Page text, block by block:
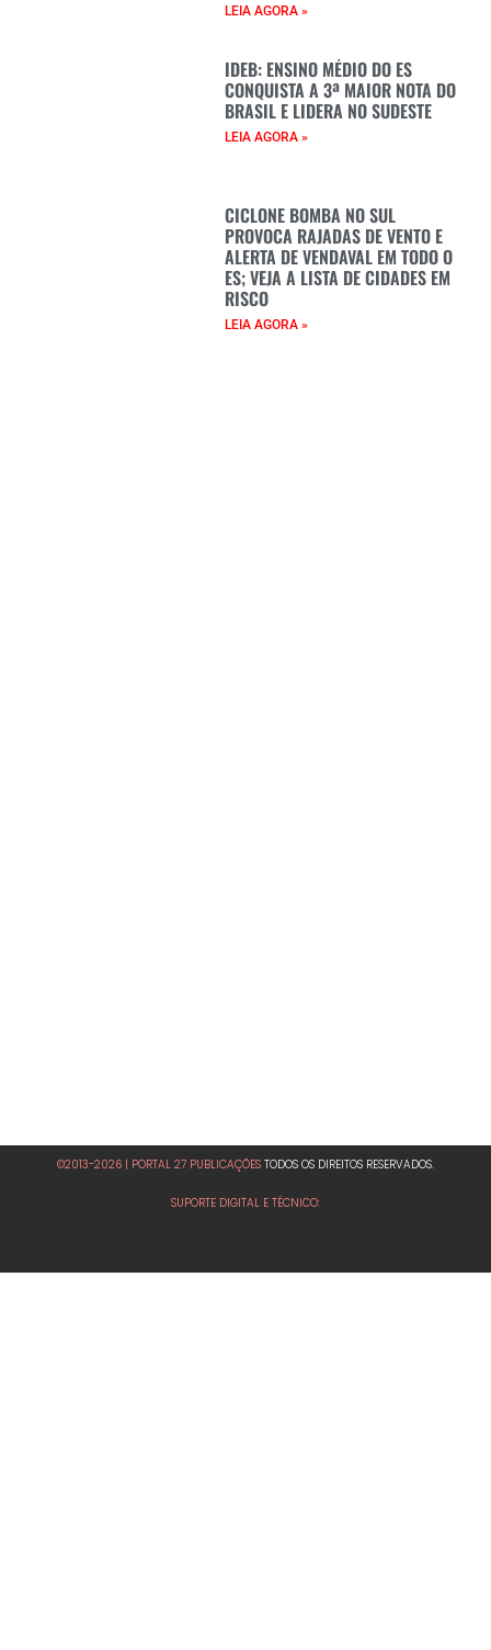
LEIA AGORA »
IDEB: ENSINO MÉDIO DO ES
CONQUISTA A 3ª MAIOR NOTA DO
BRASIL E LIDERA NO SUDESTE
LEIA AGORA »
CICLONE BOMBA NO SUL
PROVOCA RAJADAS DE VENTO E
ALERTA DE VENDAVAL EM TODO O
ES; VEJA A LISTA DE CIDADES EM
RISCO
LEIA AGORA »
©2013-2026 | PORTAL 27 PUBLICAÇÕES TODOS OS DIREITOS RESERVADOS.
SUPORTE DIGITAL E TÉCNICO: